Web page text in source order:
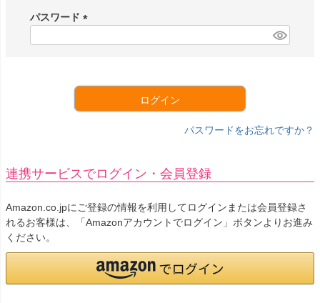
)
パスワード
ログイン
パスワードをお忘れですか？
連携サービスでログイン・会員登録
Amazon.co.jpにご登録の情報を利用してログインまたは会員登録さ
れるお客様は、「Amazonアカウントでログイン」ボタンよりお進み
ください。